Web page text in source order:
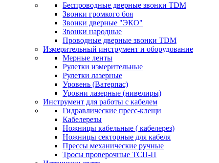
Беспроводные дверные звонки TDM
Звонки громкого боя
Звонки дверные "ЭКО"
Звонки народные
Проводные дверные звонки TDM
Измерительный инструмент и оборудование
Мерные ленты
Рулетки измерительные
Рулетки лазерные
Уровень (Ватерпас)
Уровни лазерные (нивелиры)
Инструмент для работы с кабелем
Гидравлические пресс-клещи
Кабелерезы
Ножницы кабельные ( кабелерез)
Ножницы секторные для кабеля
Прессы механические ручные
Тросы проверочные ТСП-П